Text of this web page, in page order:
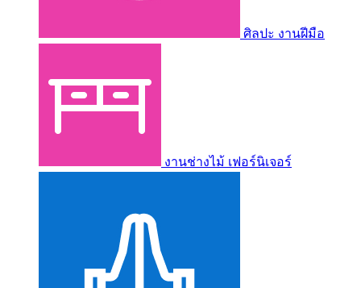
ศิลปะ งานฝีมือ
งานช่างไม้ เฟอร์นิเจอร์